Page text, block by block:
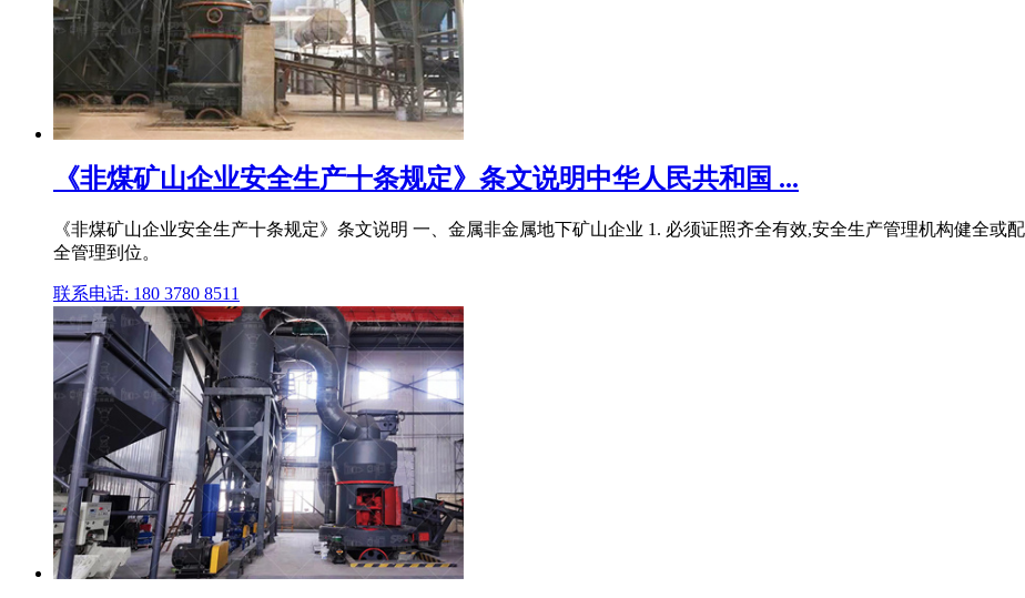
《非煤矿山企业安全生产十条规定》条文说明中华人民共和国 ...
《非煤矿山企业安全生产十条规定》条文说明 一、金属非金属地下矿山企业 1. 必须证照齐全有效,安全生产管理机构健全
全管理到位。
联系电话: 180 3780 8511